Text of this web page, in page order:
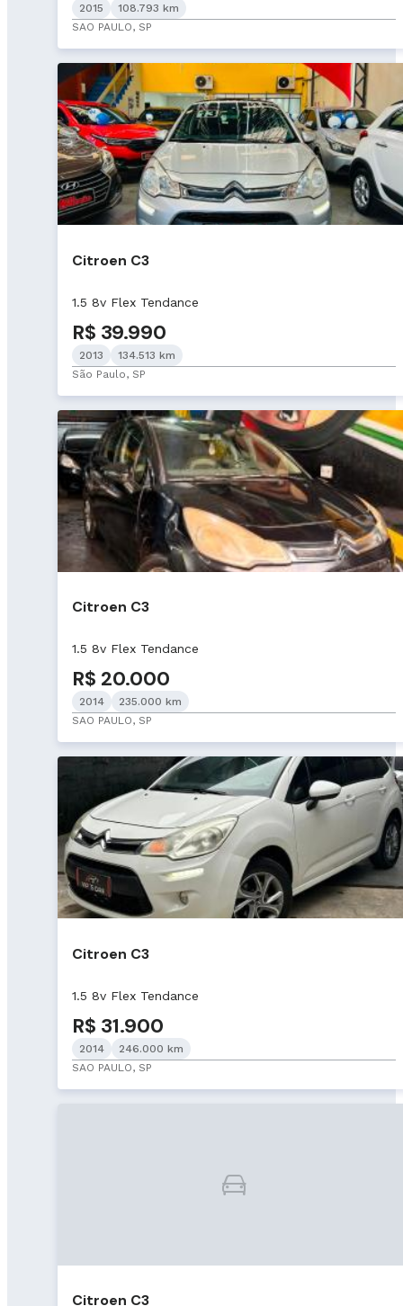
2015
108.793 km
SAO PAULO, SP
Citroen C3
1.5 8v Flex Tendance
R$ 39.990
2013
134.513 km
São Paulo, SP
Citroen C3
1.5 8v Flex Tendance
R$ 20.000
2014
235.000 km
SAO PAULO, SP
Citroen C3
1.5 8v Flex Tendance
R$ 31.900
2014
246.000 km
SAO PAULO, SP
Citroen C3